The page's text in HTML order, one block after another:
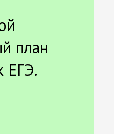
план
ЕГЭ.